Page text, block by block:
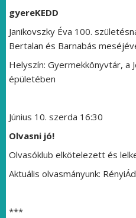
gyereKEDD
Janikovszky Éva 100.
Bertalan és Barnabás
Helyszín: Gyermekkönyvtár, a
épületében
Június 10. szerda 16:30
Olvasni jó!
Olvasóklub elkötelezett és
Aktuális olvasmányunk:
***